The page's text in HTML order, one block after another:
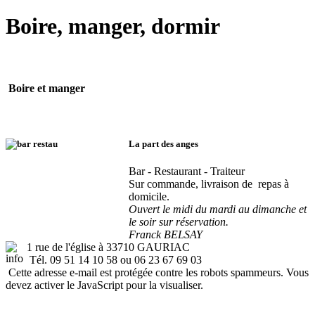
Boire, manger, dormir
Boire et manger
La part des anges
Bar - Restaurant - Traiteur
Sur commande, livraison de repas à
domicile.
Ouvert le midi du mardi au dimanche et
le soir sur réservation.
Franck BELSAY
1 rue de l'église à 33710 GAURIAC
Tél. 09 51 14 10 58 ou 06 23 67 69 03
Cette adresse e-mail est protégée contre les robots spammeurs. Vous
devez activer le JavaScript pour la visualiser.